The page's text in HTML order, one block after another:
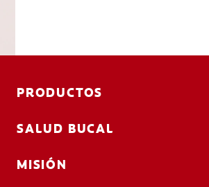
PRODUCTOS
SALUD BUCAL
MISIÓN